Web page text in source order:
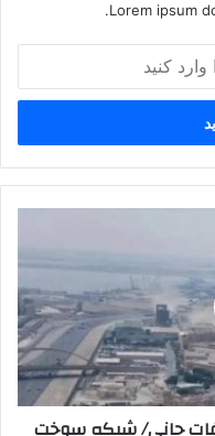
Lorem ipsum